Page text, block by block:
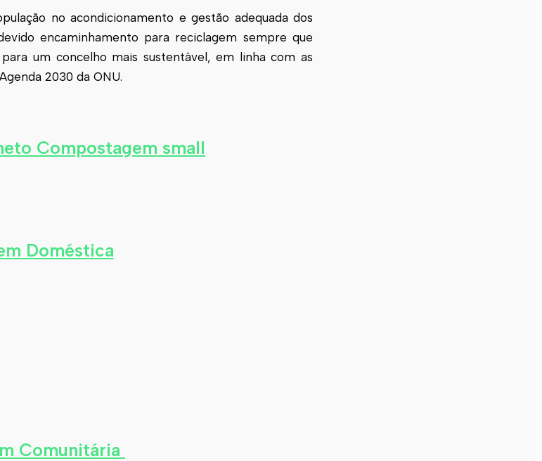
no acondicionamento e gestão adequada dos
encaminhamento para reciclagem sempre que
um concelho mais sustentável, em linha com as
2030 da ONU.
Doméstica
Comunitária